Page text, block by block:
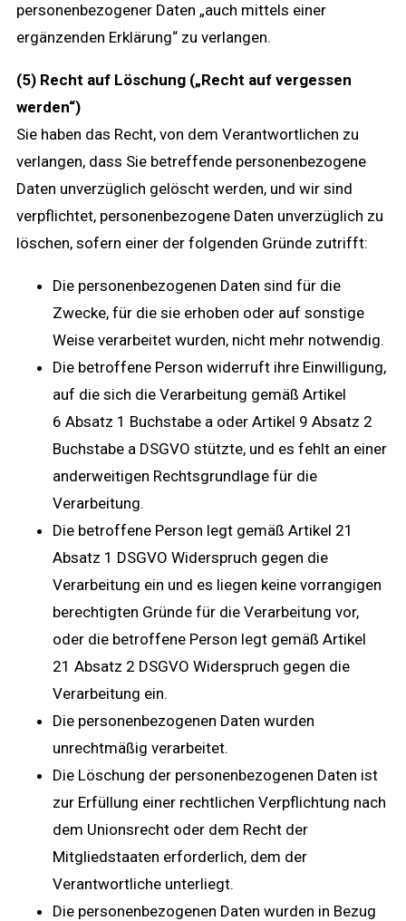
personenbezogener Daten „auch mittels einer
ergänzenden Erklärung“ zu verlangen.
(5) Recht auf Löschung („Recht auf vergessen
werden“)
Sie haben das Recht, von dem Verantwortlichen zu
verlangen, dass Sie betreffende personenbezogene
Daten unverzüglich gelöscht werden, und wir sind
verpflichtet, personenbezogene Daten unverzüglich zu
löschen, sofern einer der folgenden Gründe zutrifft:
Die personenbezogenen Daten sind für die
Zwecke, für die sie erhoben oder auf sonstige
Weise verarbeitet wurden, nicht mehr notwendig.
Die betroffene Person widerruft ihre Einwilligung,
auf die sich die Verarbeitung gemäß Artikel
6 Absatz 1 Buchstabe a oder Artikel 9 Absatz 2
Buchstabe a DSGVO stützte, und es fehlt an einer
anderweitigen Rechtsgrundlage für die
Verarbeitung.
Die betroffene Person legt gemäß Artikel 21
Absatz 1 DSGVO Widerspruch gegen die
Verarbeitung ein und es liegen keine vorrangigen
berechtigten Gründe für die Verarbeitung vor,
oder die betroffene Person legt gemäß Artikel
21 Absatz 2 DSGVO Widerspruch gegen die
Verarbeitung ein.
Die personenbezogenen Daten wurden
unrechtmäßig verarbeitet.
Die Löschung der personenbezogenen Daten ist
zur Erfüllung einer rechtlichen Verpflichtung nach
dem Unionsrecht oder dem Recht der
Mitgliedstaaten erforderlich, dem der
Verantwortliche unterliegt.
Die personenbezogenen Daten wurden in Bezug